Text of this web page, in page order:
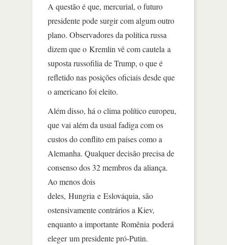
A questão é que, mercurial, o futuro
presidente pode surgir com algum outro
plano. Observadores da política russa
dizem que o Kremlin vê com cautela a
suposta russofilia de Trump, o que é
refletido nas posições oficiais desde que
o americano foi eleito.
Além disso, há o clima político europeu,
que vai além da usual fadiga com os
custos do conflito em países como a
Alemanha. Qualquer decisão precisa de
consenso dos 32 membros da aliança.
Ao menos dois
deles, Hungria e Eslováquia, são
ostensivamente contrários a Kiev,
enquanto a importante Romênia poderá
eleger um presidente pró-Putin.